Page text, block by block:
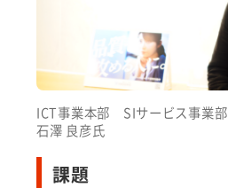
ICT事業本部 SIサービス事業部
石澤 良彦氏
課題